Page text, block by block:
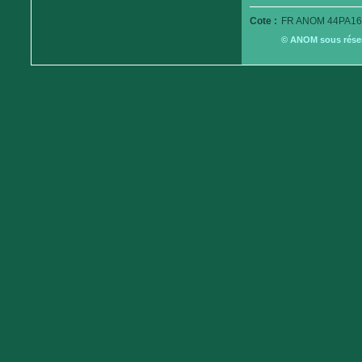
Cote : FR ANOM
© ANOM sous